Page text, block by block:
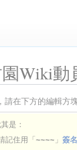
Wiki動
在下方的編輯方
其是：
記住用「~~~~ 」簽名